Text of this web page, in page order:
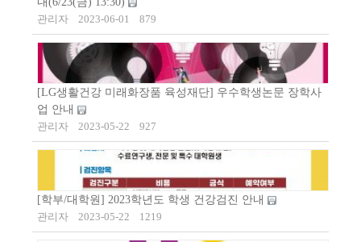
관리자
2023-06-01 879
[LG생활건강 미래화장품 육성재단] 우수학생논문 장학사
업 안내
관리자
2023-05-22 927
[학부/대학원] 2023학년도 학생 건강검진 안내
관리자
2023-05-22 1219